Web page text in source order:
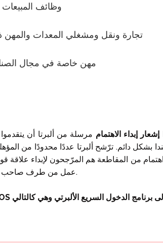
وظائف
تجارة ونقل ومشغلي المعدات والمهن
مهن خاصة في مجال
إشعار إبداء الاهتمام مرسلة من ألبرتا أن يتقدموا
بشكل دائم. ترّشح ألبرتا عددًا محدودًا من
من المقاطعة هم المرّجحون لإبداء علاقة
عمل من طرف صاحب عمل بالمقاطعة.